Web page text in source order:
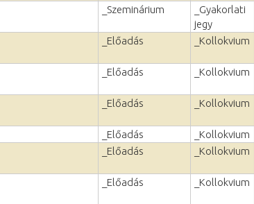
_Szeminárium
_Gyakorlati
jegy
_Előadás _Kollokvium
_Előadás _Kollokvium
_Előadás _Kollokvium
_Előadás
_Kollokvium
_Előadás _Kollokvium
_Előadás _Kollokvium